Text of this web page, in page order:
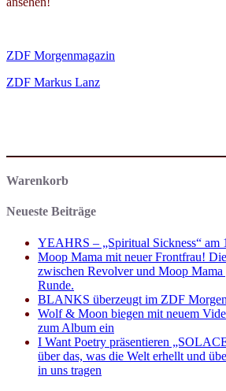
ZDF Morgenmagazin
ZDF Markus Lanz
Warenkorb
Neueste Beiträge
YEAHRS – „Spiritual Sickness“ am
Moop Mama mit neuer Frontfrau!
zwischen Revolver und Moop Mama
Runde.
BLANKS überzeugt im ZDF
Wolf & Moon biegen mit neuem
zum Album ein
I Want Poetry präsentieren
über das, was die Welt erhellt und
in uns tragen